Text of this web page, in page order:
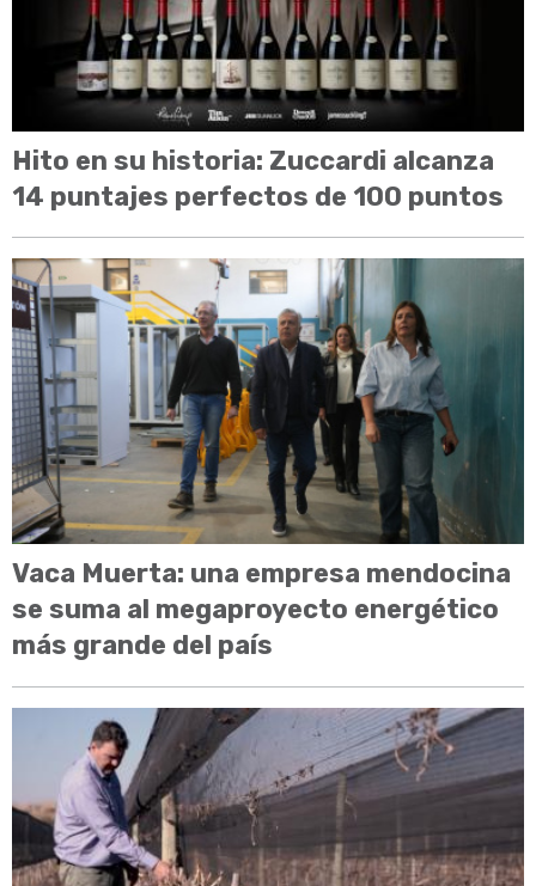
Hito en su historia: Zuccardi alcanza
14 puntajes perfectos de 100 puntos
Vaca Muerta: una empresa mendocina
se suma al megaproyecto energético
más grande del país